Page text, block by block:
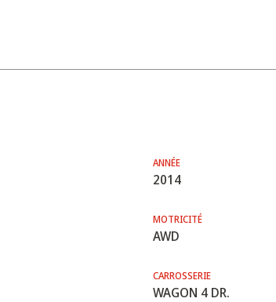
ANNÉE
2014
MOTRICITÉ
AWD
CARROSSERIE
WAGON 4 DR.